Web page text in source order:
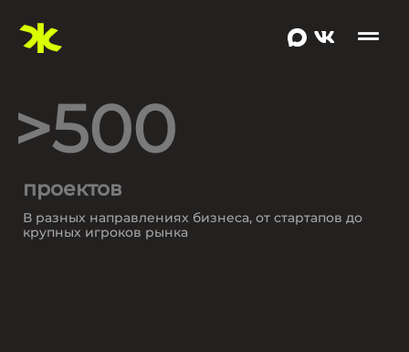
>50
клиентов
С которыми я работаю уже многие годы